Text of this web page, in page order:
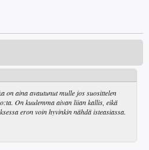
on aina avautunut mulle jos suosittelen
On kuulemma aivan liian kallis, eikä
eron voin hyvinkin nähdä isteasiassa.